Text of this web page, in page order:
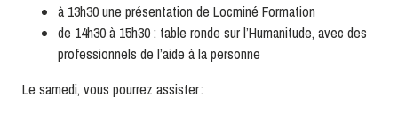
à 13h30 une présentation de Locminé Formation
de 14h30 à 15h30 : table ronde sur l’Humanitude, avec des
professionnels de l’aide à la personne
Le samedi, vous pourrez assister :